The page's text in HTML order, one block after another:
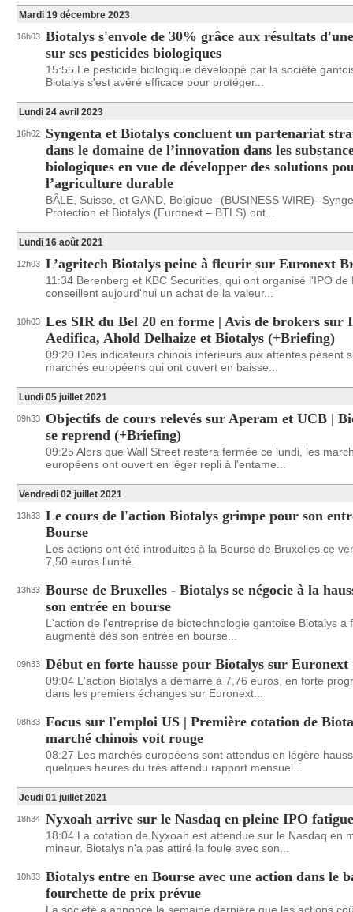
Mardi 19 décembre 2023
16h03 Biotalys s'envole de 30% grâce aux résultats
sur ses pesticides biologiques
15:55 Le pesticide biologique développé par la société
Biotalys s'est avéré efficace pour protéger...
Lundi 24 avril 2023
16h02
Syngenta et Biotalys concluent un partenariat
dans le domaine de l’innovation dans les
biologiques en vue de développer des solutions
l’agriculture durable
BÂLE, Suisse, et GAND, Belgique--(BUSINESS WIRE)--
Protection et Biotalys (Euronext – BTLS) ont...
Lundi 16 août 2021
12h03 L’agritech Biotalys peine à fleurir sur Euronext
11:34 Berenberg et KBC Securities, qui ont organisé l'IPO de
conseillent aujourd'hui un achat de la valeur...
10h03 Les SIR du Bel 20 en forme | Avis de brokers sur
Aedifica, Ahold Delhaize et Biotalys (+Briefing)
09:20 Des indicateurs chinois inférieurs aux attentes pèsent
marchés européens qui ont ouvert en baisse...
Lundi 05 juillet 2021
09h33
Objectifs de cours relevés sur Aperam et UCB |
se reprend (+Briefing)
09:25 Alors que Wall Street restera fermée ce lundi, les
européens ont ouvert en léger repli à l'entame...
Vendredi 02 juillet 2021
13h33 Le cours de l'action Biotalys grimpe pour son
Bourse
Les actions ont été introduites à la Bourse de Bruxelles ce
7,50 euros l'unité.
13h33 Bourse de Bruxelles - Biotalys se négocie à la
son entrée en bourse
L'action de l'entreprise de biotechnologie gantoise Biotalys a
augmenté dès son entrée en bourse...
09h33 Début en forte hausse pour Biotalys sur Euronext
09:04 L'action Biotalys a démarré à 7,76 euros, en forte
dans les premiers échanges sur Euronext...
08h33 Focus sur l'emploi US | Première cotation de
marché chinois voit rouge
08:27 Les marchés européens sont attendus en légère
quelques heures du très attendu rapport mensuel...
Jeudi 01 juillet 2021
18h34 Nyxoah arrive sur le Nasdaq en pleine IPO fatigue
18:04 La cotation de Nyxoah est attendue sur le Nasdaq en
mineur. Biotalys n'a pas attiré la foule avec son...
10h33 Biotalys entre en Bourse avec une action dans le
fourchette de prix prévue